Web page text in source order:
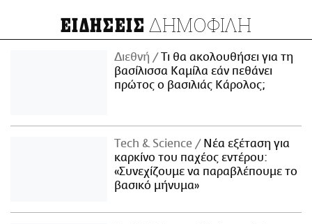
ΕΙΔΗΣΕΙΣ ΔΗΜΟΦΙΛΗ
Διεθνή
Τι θα ακολουθήσει για τη
βασίλισσα Καμίλα εάν πεθάνει
πρώτος ο βασιλιάς Κάρολος;
Τech & Science
Νέα εξέταση για
καρκίνο του παχέος εντέρου:
«Συνεχίζουμε να παραβλέπουμε το
βασικό μήνυμα»